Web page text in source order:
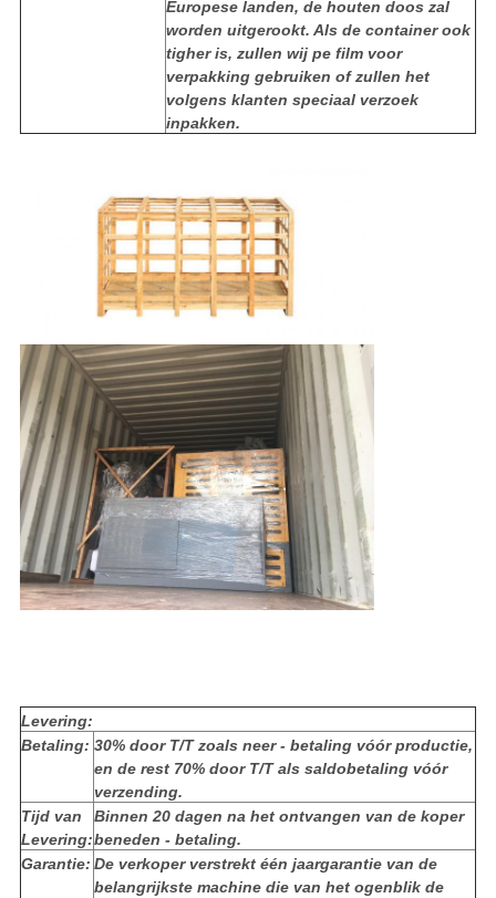
Europese landen, de houten doos zal
worden uitgerookt. Als de container ook
tigher is, zullen wij pe film voor
verpakking gebruiken of zullen het
volgens klanten speciaal verzoek
inpakken.
Levering:
Betaling: 30% door T/T zoals neer - betaling vóór productie,
en de rest 70% door T/T als saldobetaling vóór
verzending.
Tijd van
Levering:
Binnen 20 dagen na het ontvangen van de koper
beneden - betaling.
Garantie: De verkoper verstrekt één jaargarantie van de
belangrijkste machine die van het ogenblik de